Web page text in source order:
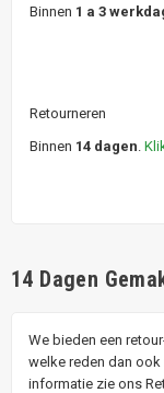
Binnen 1 a 3
Retourneren
Binnen 14 dagen
14 Dagen
We bieden een
welke reden dan
informatie zie ons